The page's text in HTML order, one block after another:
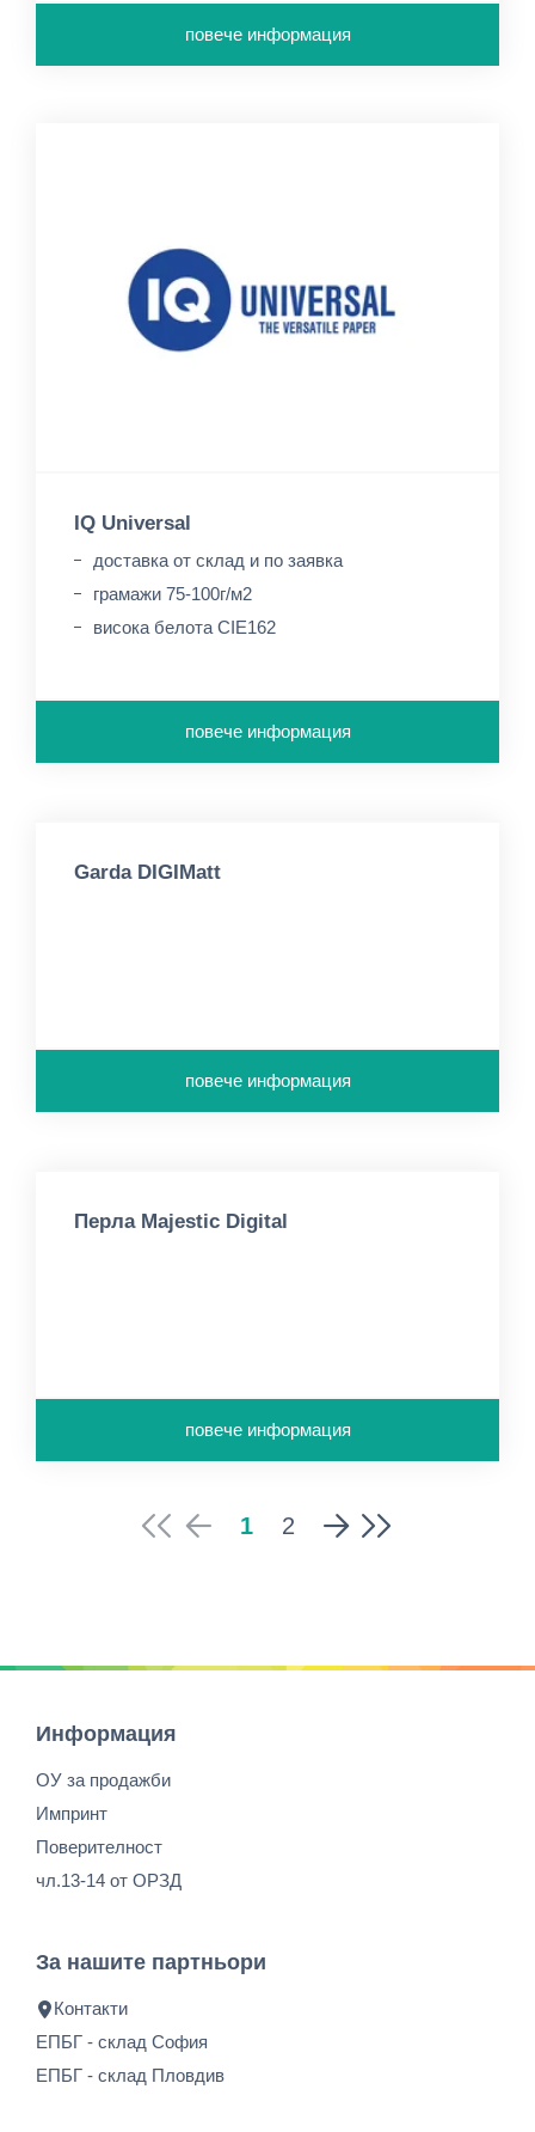
повече информация
IQ Universal
доставка от склад и по заявка
грамажи 75-100г/м2
висока белота CIE162
повече информация
Garda DIGIMatt
повече информация
Перла Majestic Digital
повече информация
1 2
Информация
ОУ за продажби
Импринт
Поверителност
чл.13-14 от ОРЗД
За нашите партньори
Контакти
ЕПБГ - склад София
ЕПБГ - склад Пловдив